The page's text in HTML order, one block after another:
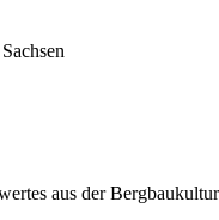
aus der